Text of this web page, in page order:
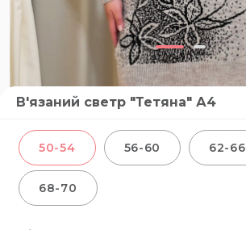
В'язаний светр "Тетяна" А4
50-54 56-60 62-66
68-70